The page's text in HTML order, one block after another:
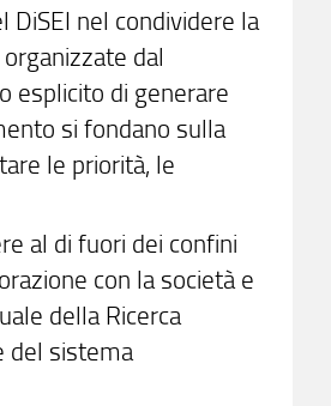
nel condividere la
dal
esplicito di generare
si fondano sulla
le priorità, le
al di fuori dei confini
con la società e
della Ricerca
del sistema